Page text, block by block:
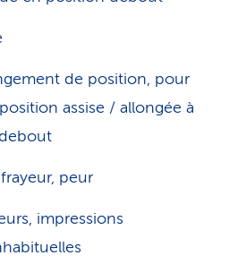
de position, pour
assise / allongée à
peur
impressions